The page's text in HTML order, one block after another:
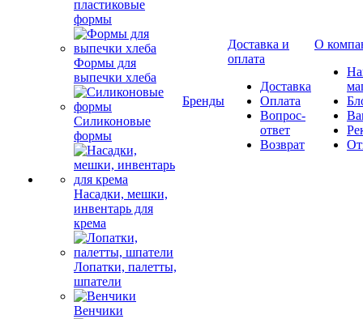
пластиковые
формы
Формы для
выпечки хлеба
Силиконовые
формы
Насадки, мешки,
инвентарь для
крема
Лопатки, палетты,
шпатели
Венчики
Бренды
Доставка и
оплата
Доставка
Оплата
Вопрос-
ответ
Возврат
О